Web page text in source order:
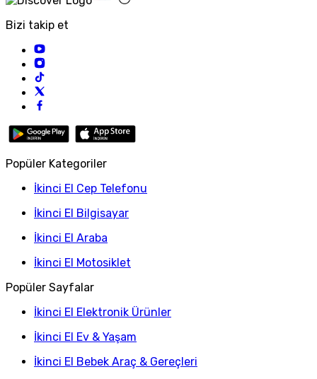
Bizi takip et
Popüler Kategoriler
İkinci El Cep Telefonu
İkinci El Bilgisayar
İkinci El Araba
İkinci El Motosiklet
Popüler Sayfalar
İkinci El Elektronik Ürünler
İkinci El Ev & Yaşam
İkinci El Bebek Araç & Gereçleri